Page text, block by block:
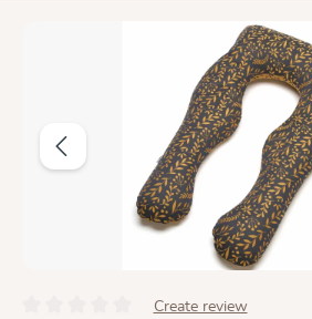
Create review